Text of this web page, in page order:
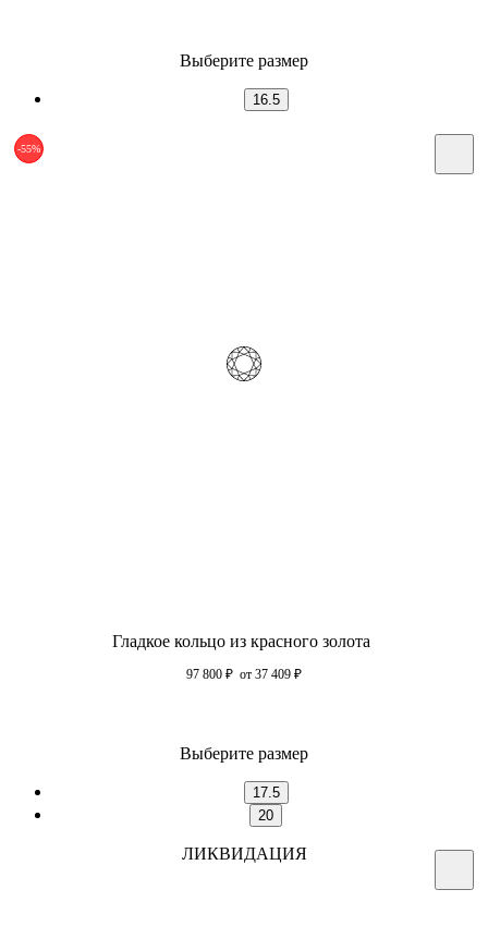
Выберите размер
16.5
-55%
Гладкое кольцо из красного золота
97 800 ₽ от 37 409 ₽
Выберите размер
17.5
20
ЛИКВИДАЦИЯ